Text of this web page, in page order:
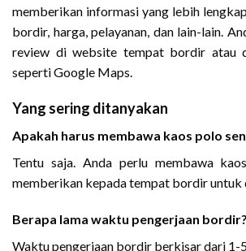
memberikan informasi yang lebih
bordir, harga, pelayanan, dan lain-lain.
review di website tempat bordir atau
seperti Google Maps.
Yang sering ditanyakan
Apakah harus membawa kaos polo
Tentu saja. Anda perlu membawa
memberikan kepada tempat bordir untuk
Berapa lama waktu pengerjaan bordir?
Waktu pengerjaan bordir berkisar dari 1-